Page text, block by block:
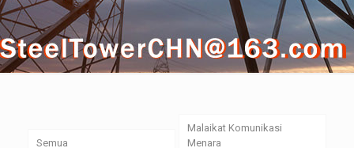
Semua
Malaikat Komunikasi
Menara